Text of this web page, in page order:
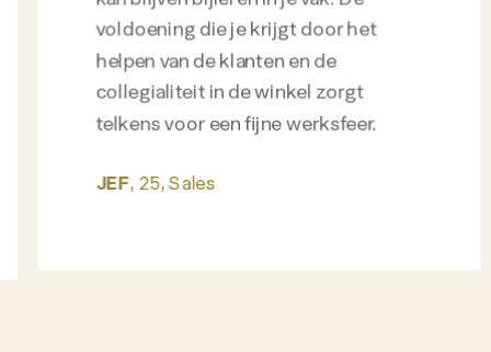
voldoening die je krijgt door het
helpen van de klanten en de
collegialiteit in de winkel zorgt
telkens voor een fijne werksfeer.
JEF, 25, Sales